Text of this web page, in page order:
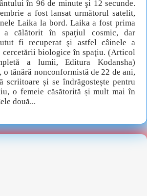
în 96 de minute şi 12 secunde.
a fost lansat următorul satelit,
Laika la bord. Laika a fost prima
a călătorit în spaţiul cosmic, dar
fi recuperat şi astfel câinele a
cercetării biologice în spaţiu. (Articol
a lumii, Editura Kodansha)
o tânără nonconformistă de 22 de ani,
scriitoare și se îndrăgostește pentru
o femeie căsătorită și mult mai în
două...